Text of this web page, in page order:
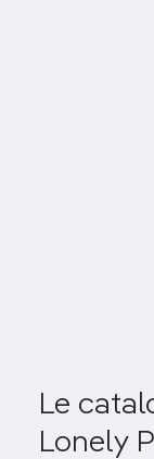
Le
Lonely